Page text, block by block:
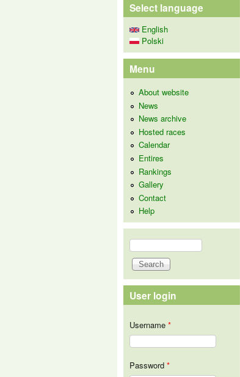
Select language
English
Polski
Menu
About website
News
News archive
Hosted races
Calendar
Entires
Rankings
Gallery
Contact
Help
Search form
Search
User login
Username *
Password *